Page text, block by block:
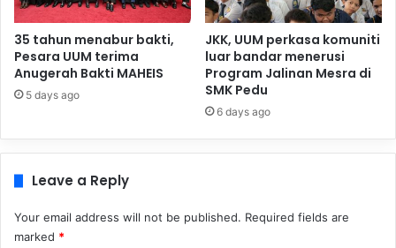
35 tahun menabur bakti,
Pesara UUM terima
Anugerah Bakti MAHEIS
5 days ago
JKK, UUM perkasa komuniti
luar bandar menerusi
Program Jalinan Mesra di
SMK Pedu
6 days ago
Leave a Reply
Your email address will not be published. Required fields are
marked *